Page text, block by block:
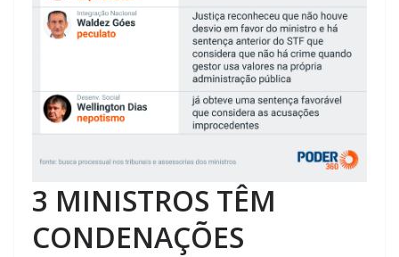
3 MINISTROS TÊM
CONDENAÇÕES